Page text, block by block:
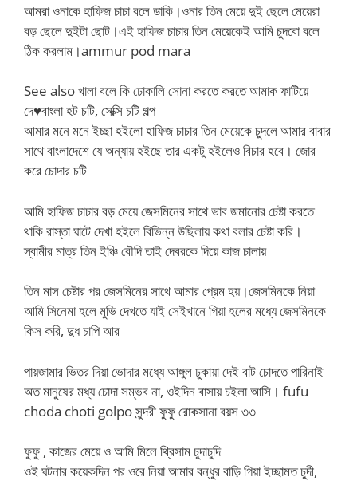
আমরা ওনাকে হাফিজ চাচা বলে ডাকি।ওনার তিন মেয়ে দুই ছেলে মেয়েরা
বড় ছেলে দুইটা ছোট।এই হাফিজ চাচার তিন মেয়েকেই আমি চুদবো বলে
ঠিক করলাম।ammur pod mara
See also খালা বলে কি ঢোকালি সোনা করতে করতে আমাক ফাটিয়ে
দে♥বাংলা হট চটি, সেক্সি চটি গল্প
আমার মনে মনে ইচ্ছা হইলো হাফিজ চাচার তিন মেয়েকে চুদলে আমার বাবার
সাথে বাংলাদেশে যে অন্যায় হইছে তার একটু হইলেও বিচার হবে। জোর
করে চোদার চটি
আমি হাফিজ চাচার বড় মেয়ে জেসমিনের সাথে ভাব জমানোর চেষ্টা করতে
থাকি রাস্তা ঘাটে দেখা হইলে বিভিন্ন উছিলায় কথা বলার চেষ্টা করি।
স্বামীর মাত্র তিন ইঞ্চি বৌদি তাই দেবরকে দিয়ে কাজ চালায়
তিন মাস চেষ্টার পর জেসমিনের সাথে আমার প্রেম হয়।জেসমিনকে নিয়া
আমি সিনেমা হলে মুভি দেখতে যাই সেইখানে গিয়া হলের মধ্যে জেসমিনকে
কিস করি, দুধ চাপি আর
পায়জামার ভিতর দিয়া ভোদার মধ্যে আঙ্গুল ঢুকায়া দেই বাট চোদতে পারিনাই
অত মানুষের মধ্য চোদা সম্ভব না, ওইদিন বাসায় চইলা আসি। fufu
choda choti golpo সুন্দরী ফুফু রোকসানা বয়স ৩৩
ফুফু , কাজের মেয়ে ও আমি মিলে থ্রিসাম চুদাচুদি
ওই ঘটনার কয়েকদিন পর ওরে নিয়া আমার বন্ধুর বাড়ি গিয়া ইচ্ছামত চুদী,